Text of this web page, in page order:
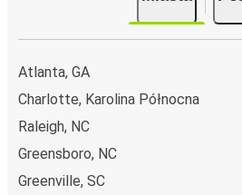
Atlanta, GA
Charlotte, Karolina Północna
Raleigh, NC
Greensboro, NC
Greenville, SC